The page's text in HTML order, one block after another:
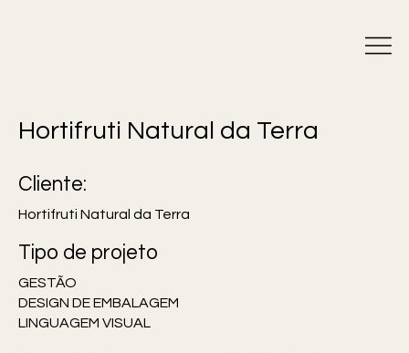
Hortifruti Natural da Terra
Cliente:
Hortifruti Natural da Terra
Tipo de projeto
GESTÃO
DESIGN DE EMBALAGEM
LINGUAGEM VISUAL